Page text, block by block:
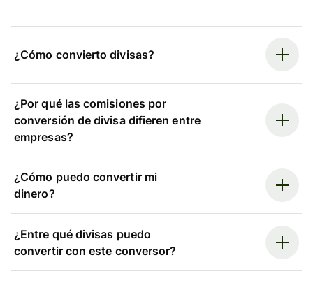
¿Cómo convierto divisas?
¿Por qué las comisiones por
conversión de divisa difieren entre
empresas?
¿Cómo puedo convertir mi
dinero?
¿Entre qué divisas puedo
convertir con este conversor?